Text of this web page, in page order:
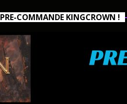
PRE-COMMANDE KINGCROWN !